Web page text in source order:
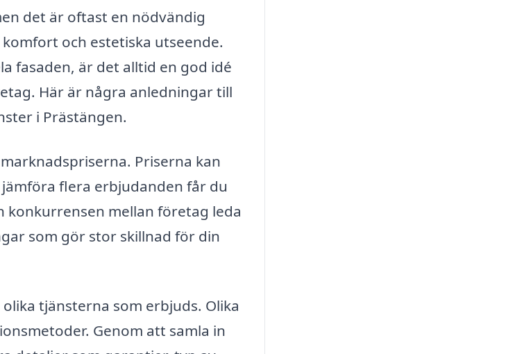
det är oftast en nödvändig
och estetiska utseende.
fasaden, är det alltid en god idé
Här är några anledningar till
i Prästängen.
Priserna kan
flera erbjudanden får du
konkurrensen mellan företag leda
som gör stor skillnad för din
tjänsterna som erbjuds. Olika
Genom att samla in